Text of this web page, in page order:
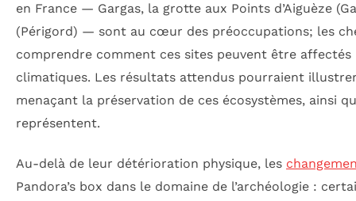
en France — Gargas, la grotte aux Points d’Aiguèze
(Périgord) — sont au cœur des préoccupations; les
comprendre comment ces sites peuvent être
climatiques. Les résultats attendus pourraient
menaçant la préservation de ces écosystèmes, ainsi
représentent.
Au-delà de leur détérioration physique, les
Pandora’s box dans le domaine de l’archéologie :